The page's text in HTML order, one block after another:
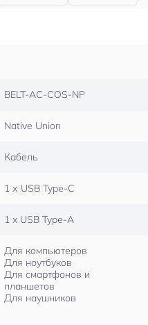
BELT-AC-COS-NP
Native Union
Кабель
1 х USB Type-C
1 x USB Type-A
Для компьютеров
Для ноутбуков
Для смартфонов и
планшетов
Для наушников